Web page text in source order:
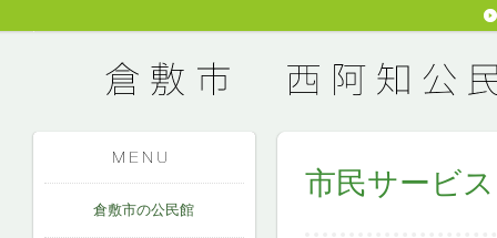
倉敷市の公民館
市民サービ